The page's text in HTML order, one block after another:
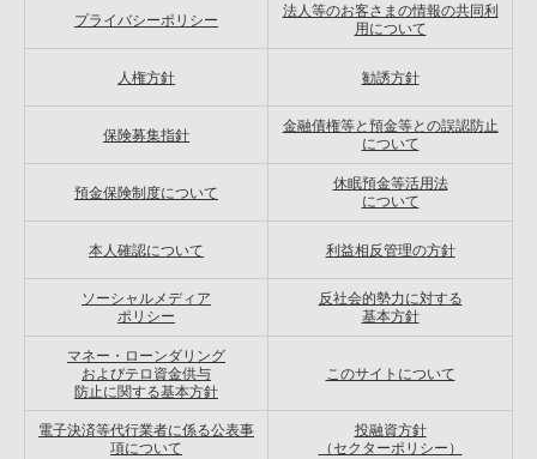
プライバシーポリシー
法人等のお客さまの情報の共同利
用について
人権方針 勧誘方針
保険募集指針
金融債権等と預金等との誤認防止
について
預金保険制度について
休眠預金等活用法
について
本人確認について 利益相反管理の方針
ソーシャルメディア
ポリシー
反社会的勢力に対する
基本方針
マネー・ローンダリング
およびテロ資金供与
防止に関する基本方針
このサイトについて
電子決済等代行業者に係る公表事
項について
投融資方針
（セクターポリシー）